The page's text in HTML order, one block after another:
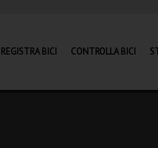
REGISTRA BICI CONTROLLA BICI